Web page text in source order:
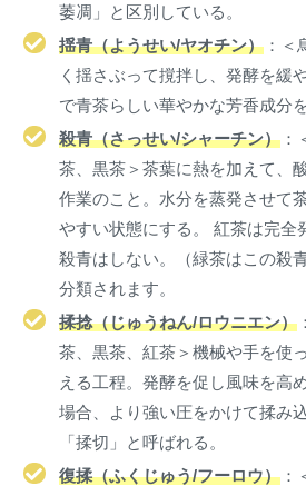
萎凋」と区別している。
揺青（ようせい/ヤオチン）：＜
く揺さぶって撹拌し、発酵を緩
で青茶らしい華やかな芳香成分
殺青（さっせい/シャーチン）：
茶、黒茶＞茶葉に熱を加えて、
作業のこと。水分を蒸発させて
やすい状態にする。 紅茶は完全
殺青はしない。（緑茶はこの殺
分類されます。
揉捻（じゅうねん/ロウニエン）
茶、黒茶、紅茶＞機械や手を使
える工程。発酵を促し風味を高
場合、より強い圧をかけて揉み
「揉切」と呼ばれる。
復揉（ふくじゅう/フーロウ）：